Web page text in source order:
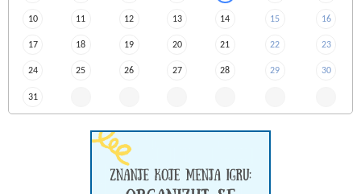
10 11 12 13 14 15 16
17 18 19 20 21 22 23
24 25 26 27 28 29 30
31